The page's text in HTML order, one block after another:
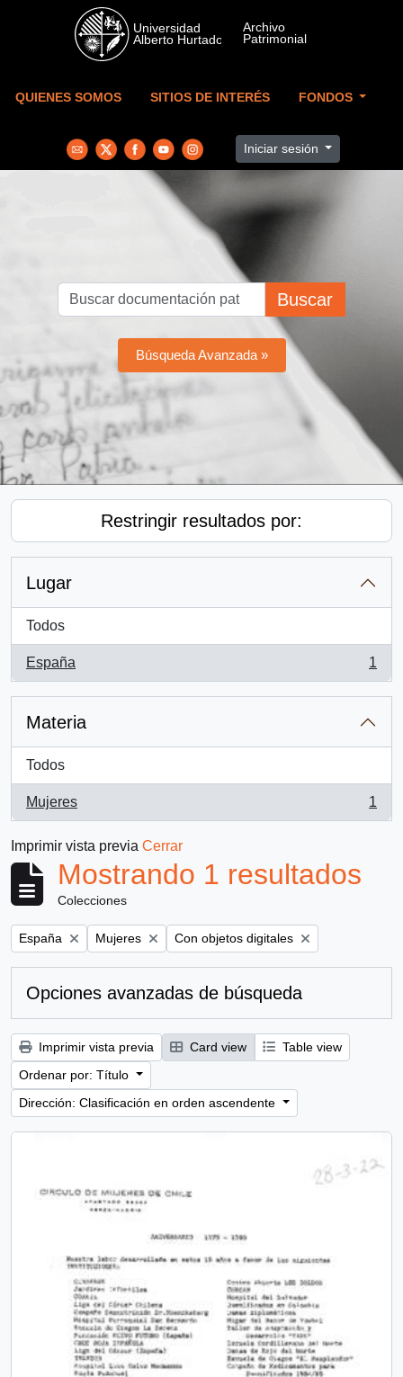
Skip to main content
QUIENES SOMOS SITIOS DE INTERÉS FONDOS
Iniciar sesión
Buscar
Búsqueda Avanzada »
Restringir resultados por:
Lugar
Todos
España
, 1 resultados
1
Materia
Todos
Mujeres
, 1 resultados
1
Imprimir vista previa Cerrar
Mostrando 1 resultados
Colecciones
Remove filter:
España Remove filter:
Mujeres Remove filter:
Con objetos digitales
Opciones avanzadas de búsqueda
Imprimir vista previa Card view
Table view
Ordenar por: Título
Dirección: Clasificación en orden ascendente